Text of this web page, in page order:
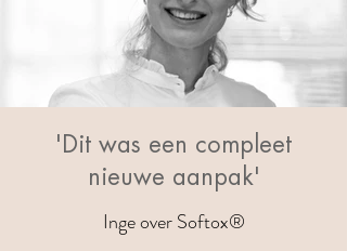
'Dit was een compleet
nieuwe aanpak'
Inge over Softox®